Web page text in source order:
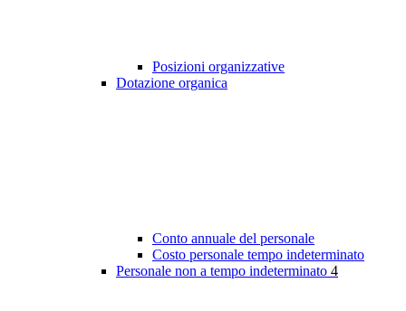
Posizioni organizzative
Dotazione organica
Conto annuale del personale
Costo personale tempo indeterminato
Personale non a tempo indeterminato 4